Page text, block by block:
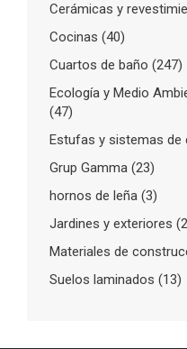
Cerámicas y
Cocinas (40)
Cuartos de baño (247)
Ecología y Medio
(47)
Estufas y sistemas de
Grup Gamma (23)
hornos de leña (3)
Jardines y exteriores
Materiales de
Suelos laminados (13)